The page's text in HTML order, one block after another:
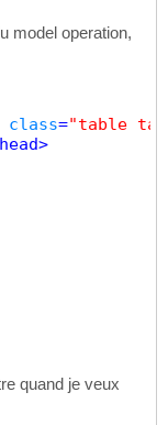
model operation,
class="table
quand je veux